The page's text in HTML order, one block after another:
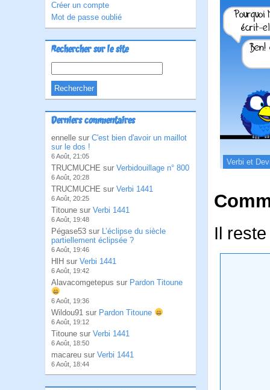
Créer un compte
Mot de passe oublié
Rechercher sur le site
Derniers commentaires
ennelle sur C'est bien d'avoir un maillot
sur le dos !
6 Août, 21:05
TRUCMUCHE sur Verbidouillage n° 800
6 Août, 20:28
TRUCMUCHE sur Verbi 1441
6 Août, 20:25
Titoune sur Verbi 1441
6 Août, 19:48
Pégase53 sur L’éclipse du siècle
partiellement éclipsée ?
6 Août, 19:46
HlH sur Verbi 1441
6 Août, 19:42
Alavacomgetepus sur Pardon Titoune
6 Août, 19:36
Wildou91 sur Pardon Titoune
6 Août, 19:12
Titoune sur Verbi 1441
6 Août, 18:50
macareu sur Verbi 1441
6 Août, 18:44
Verbi et
Il